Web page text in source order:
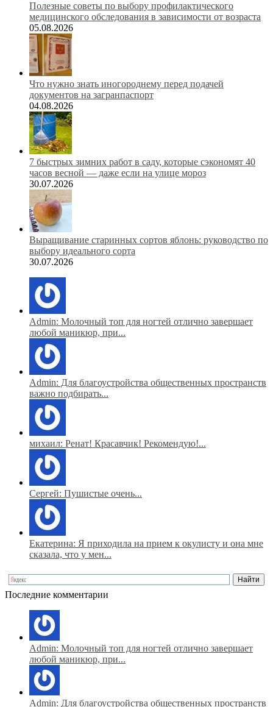
Полезные советы по выбору профилактического
медицинского обследования в зависимости от возраста
05.08.2026
Что нужно знать иногороднему перед подачей
документов на загранпаспорт
04.08.2026
7 быстрых зимних работ в саду, которые сэкономят 40
часов весной — даже если на улице мороз
30.07.2026
Выращивание старинных сортов яблонь: руководство по
выбору идеального сорта
30.07.2026
Admin: Молочный топ для ногтей отлично завершает
любой маникюр, при...
Admin: Для благоустройства общественных пространств
важно подбирать...
михаил: Ренат! Красавчик! Рекомендую!...
Сергей: Пушистые очень...
Екатерина: Я приходила на прием к окулисту и она мне
сказала, что у мен...
Последние комментарии
Admin: Молочный топ для ногтей отлично завершает
любой маникюр, при...
Admin: Для благоустройства общественных пространств